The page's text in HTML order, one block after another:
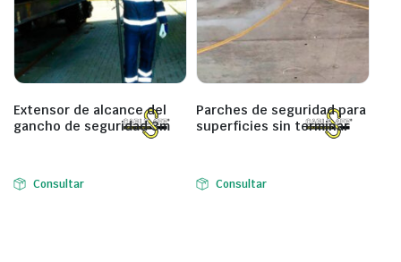
Extensor de alcance del
gancho de seguridad 3m
Consultar
Parches de seguridad para
superficies sin terminar
Consultar